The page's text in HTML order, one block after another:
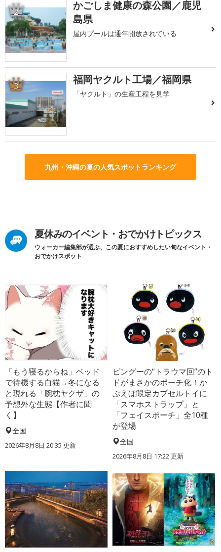
2
かごしま健康の森公園／鹿児
島県
屋内プールは通年開放されている
3 福岡ヤクルト工場／福岡県
「ヤクルト」の生産工程を見学
九州・沖縄の夏の人気スポットランキング
夏休みのイベント・おでかけトピックス
ウォーカー編集部が選ぶ、この夏におすすめしたい旬なイベント・
おでかけスポット
「もう寝るからね」ベッド
で待機する白猫→冬になる
と現れる「腕枕ヤクザ」の
予想外な生態【作者に聞
く】
全国
2026年8月8日 20:35 更新
ピングーの“トラウマ回”のト
ドがまさかのポーチ化！か
ぷえぼ限定カプセルトイに
「スマホストラップ」と
「フェイスポーチ」全10種
が登場
全国
2026年8月8日 17:22更新